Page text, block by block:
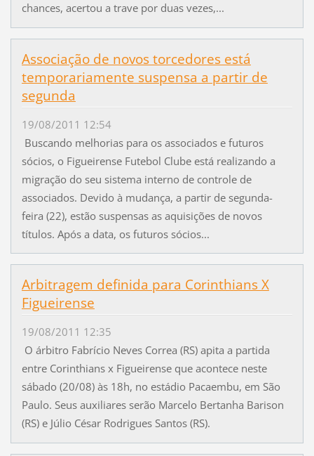
chances, acertou a trave por duas vezes,...
Associação de novos torcedores está
temporariamente suspensa a partir de
segunda
19/08/2011 12:54
Buscando melhorias para os associados e futuros
sócios, o Figueirense Futebol Clube está realizando a
migração do seu sistema interno de controle de
associados. Devido à mudança, a partir de segunda-
feira (22), estão suspensas as aquisições de novos
títulos. Após a data, os futuros sócios...
Arbitragem definida para Corinthians X
Figueirense
19/08/2011 12:35
O árbitro Fabrício Neves Correa (RS) apita a partida
entre Corinthians x Figueirense que acontece neste
sábado (20/08) às 18h, no estádio Pacaembu, em São
Paulo. Seus auxiliares serão Marcelo Bertanha Barison
(RS) e Júlio César Rodrigues Santos (RS).